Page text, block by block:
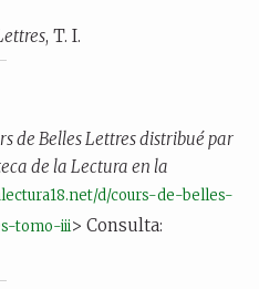
, T. I.
de Belles Lettres distribué par
de la Lectura en la
d/cours-de-belles-
tomo-iii> Consulta: